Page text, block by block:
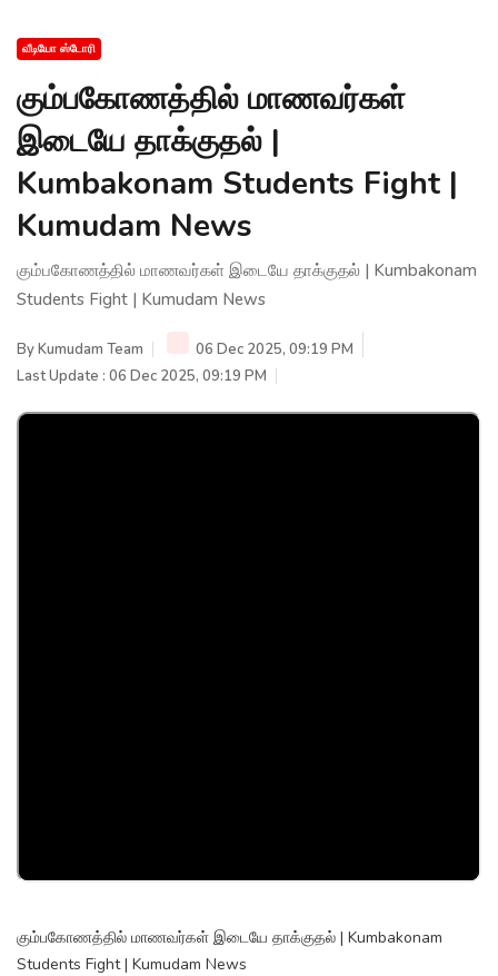
வீடியோ ஸ்டோரி
கும்பகோணத்தில் மாணவர்கள்
இடையே தாக்குதல் |
Kumbakonam Students Fight |
Kumudam News
கும்பகோணத்தில் மாணவர்கள் இடையே தாக்குதல் | Kumbakonam
Students Fight | Kumudam News
ByKumudam Team
06 Dec 2025, 09:19 PM
Last Update : 06 Dec 2025, 09:19 PM
கும்பகோணத்தில் மாணவர்கள் இடையே தாக்குதல் | Kumbakonam
Students Fight | Kumudam News